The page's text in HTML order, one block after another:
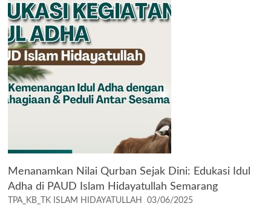
Menanamkan Nilai Qurban Sejak Dini: Edukasi Idul
Adha di PAUD Islam Hidayatullah Semarang
TPA_KB_TK ISLAM HIDAYATULLAH 03/06/2025